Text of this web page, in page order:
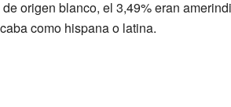
origen blanco, el 3,49% eran
como hispana o latina.